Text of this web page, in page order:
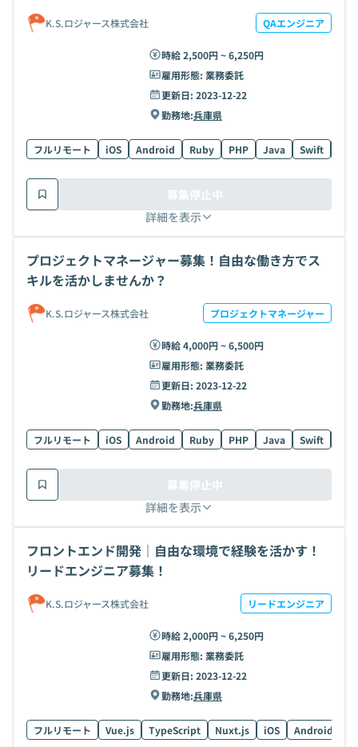
K.S.ロジャース株式会社 QAエンジニア
時給 2,500円 ~ 6,250円
雇用形態: 業務委託
更新日: 2023-12-22
勤務地:兵庫県
フルリモート iOS Android Ruby PHP Java Swift
詳細を表示
募集停止中
プロジェクトマネージャー募集！自由な働き方でス
キルを活かしませんか？
K.S.ロジャース株式会社 プロジェクトマネージャー
時給 4,000円 ~ 6,500円
雇用形態: 業務委託
更新日: 2023-12-22
勤務地:兵庫県
フルリモート iOS Android Ruby PHP Java Swift
詳細を表示
募集停止中
フロントエンド開発｜自由な環境で経験を活かす！
リードエンジニア募集！
K.S.ロジャース株式会社 リードエンジニア
時給 2,000円 ~ 6,250円
雇用形態: 業務委託
更新日: 2023-12-22
勤務地:兵庫県
フルリモート Vue.js TypeScript Nuxt.js iOS Android